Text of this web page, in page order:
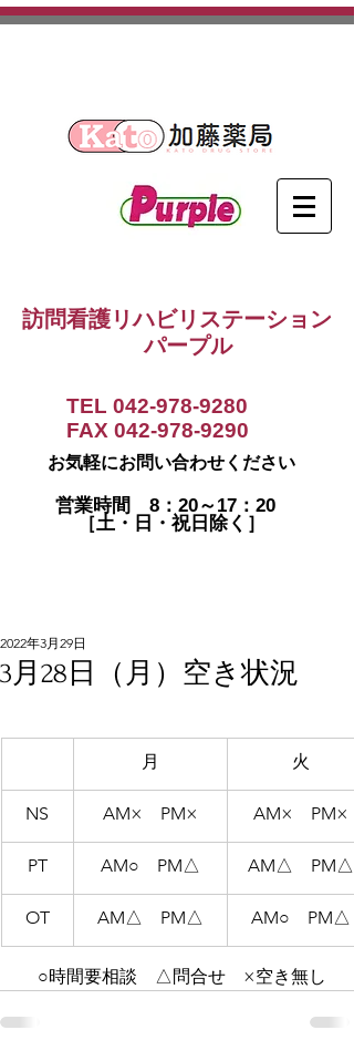
訪問看護リハビリステーション
パープル
TEL 042-978-9280
FAX 042-978-9290
お気軽にお問い合わせください
営業時間 8：20～17：20
［土・日・祝日除く］
3月28日（月）空き状況
2022年3月29日
月 火
NS AM×　PM× AM×　PM×
PT AM○　PM△ AM△　PM△
OT AM△　PM△ AM○　PM△
○時間要相談　△問合せ　×空き無し